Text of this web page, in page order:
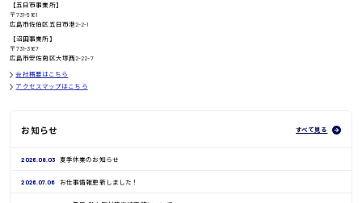
鳥取県
【五日市事業所】
〒731-5161
広島市佐伯区五日市港2-2-1
【沼田事業所】
〒731-3167
広島市安佐南区大塚西2-22-7
会社概要はこちら
アクセスマップはこちら
お知らせ すべて見る
2026.08.03 夏季休業のお知らせ
2026.07.06 お仕事情報更新しました！